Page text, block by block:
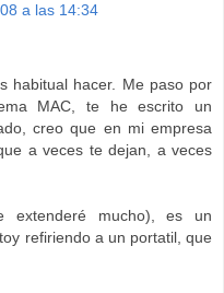
a las 14:34
habitual hacer. Me paso por
MAC, te he escrito un
creo que en mi empresa
a veces te dejan, a veces
extenderé mucho), es un
refiriendo a un portatil, que